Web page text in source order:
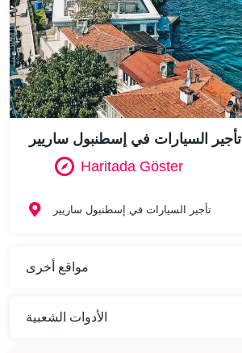
تأجير السيارات في إسطنبول ساريير
Haritada Göster
تأجير السيارات في إسطنبول ساريير
مواقع أخرى
الأدوات الشعبية